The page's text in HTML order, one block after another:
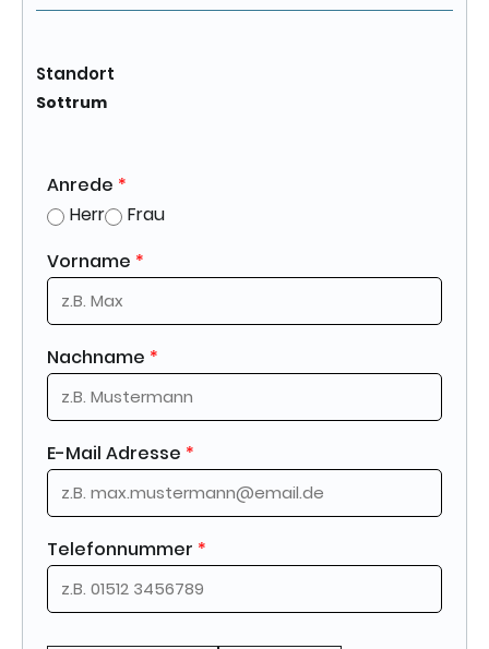
Standort
Sottrum
Anrede *
Herr
Frau
Vorname *
Nachname *
E-Mail Adresse *
Telefonnummer *